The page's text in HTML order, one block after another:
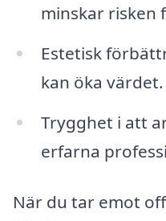
minskar risken
Estetisk
kan öka värdet.
Trygghet i att
erfarna
När du tar emot